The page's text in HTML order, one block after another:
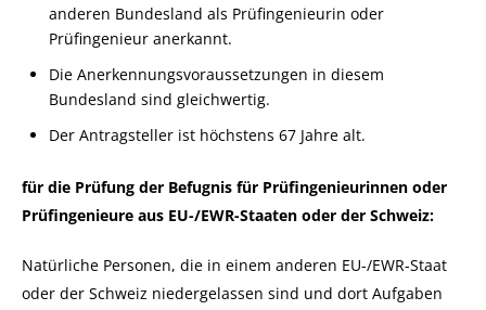
anderen Bundesland als Prüfingenieurin oder
Prüfingenieur anerkannt.
Die Anerkennungsvoraussetzungen in diesem
Bundesland sind gleichwertig.
Der Antragsteller ist höchstens 67 Jahre alt.
für die Prüfung der Befugnis für Prüfingenieurinnen oder
Prüfingenieure aus EU-/EWR-Staaten oder der Schweiz:
Natürliche Personen, die in einem anderen EU-/EWR-Staat
oder der Schweiz niedergelassen sind und dort Aufgaben